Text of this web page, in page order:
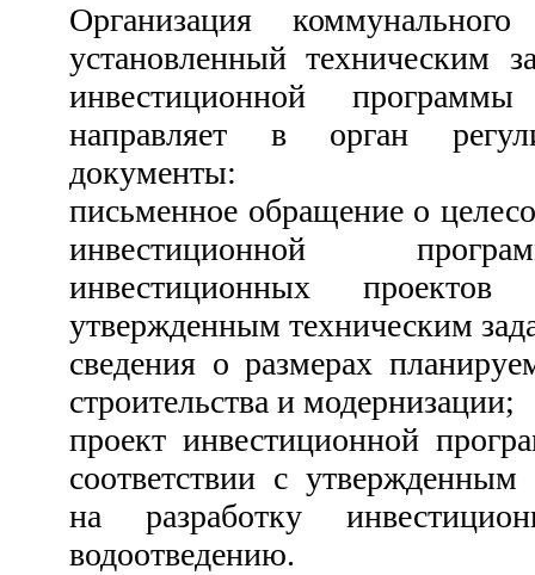
Организация
установленный техническим
инвестиционной
направляет в орган
документы:
письменное обращение о
инвестиционной
инвестиционных
утвержденным техническим
сведения о размерах
строительства и модернизации;
проект инвестиционной
соответствии с
на разработку
водоотведению.